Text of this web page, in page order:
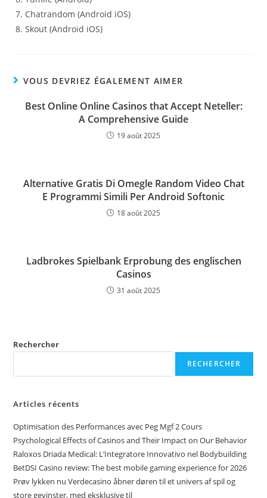
Chatrandom (Android iOS)
Skout (Android iOS)
VOUS DEVRIEZ ÉGALEMENT AIMER
Best Online Online Casinos that Accept Neteller:
A Comprehensive Guide
19 août 2025
Alternative Gratis Di Omegle Random Video Chat
E Programmi Simili Per Android Softonic
18 août 2025
Ladbrokes Spielbank Erprobung des englischen
Casinos
31 août 2025
Rechercher
RECHERCHER
Articles récents
Optimisation des Performances avec Peg Mgf 2 Cours
Psychological Effects of Casinos and Their Impact on Our Behavior
Raloxos Driada Medical: L’Integratore Innovativo nel Bodybuilding
BetDSI Casino review: The best mobile gaming experience for 2026
Prøv lykken nu Verdecasino åbner døren til et univers af spil og
store gevinster, med eksklusive til